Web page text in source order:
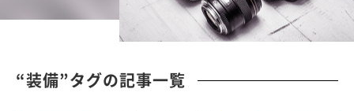
“装備”タグの記事一覧